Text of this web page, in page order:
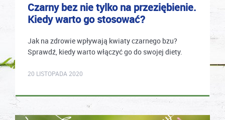
Czarny bez nie tylko na przeziębienie.
Kiedy warto go stosować?
Jak na zdrowie wpływają kwiaty czarnego bzu?
Sprawdź, kiedy warto włączyć go do swojej diety.
20 LISTOPADA 2020